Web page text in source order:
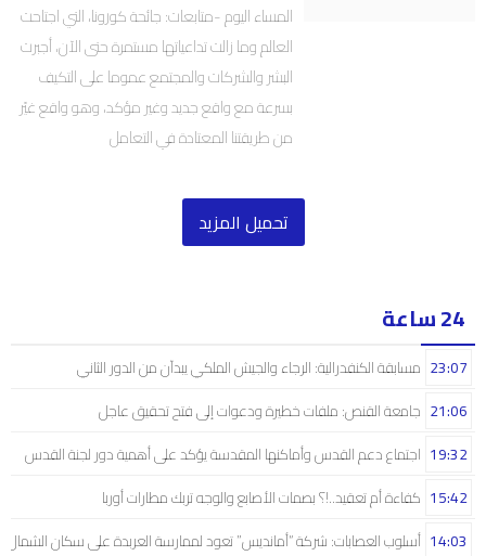
المساء اليوم -متابعات: جائحة كورونا، التي اجتاحت
العالم وما زالت تداعياتها مستمرة حتى الآن، أجبرت
البشر والشركات والمجتمع عموما على التكيف
بسرعة مع واقع جديد وغير مؤكد، وهو واقع غيّر
من طريقتنا المعتادة في التعامل
تحميل المزيد
24 ساعة
مسابقة الكنفدرالية: الرجاء والجيش الملكي يبدآن من الدور الثاني 23:07
جامعة القنص: ملفات خطيرة ودعوات إلى فتح تحقيق عاجل 21:06
اجتماع دعم القدس وأماكنها المقدسة يؤكد على أهمية دور لجنة القدس 19:32
كفاءة أم تعقيد..!؟ بصمات الأصابع والوجه تربك مطارات أوربا 15:42
أسلوب العصابات: شركة “أمانديس” تعود لممارسة العربدة على سكان 14:03